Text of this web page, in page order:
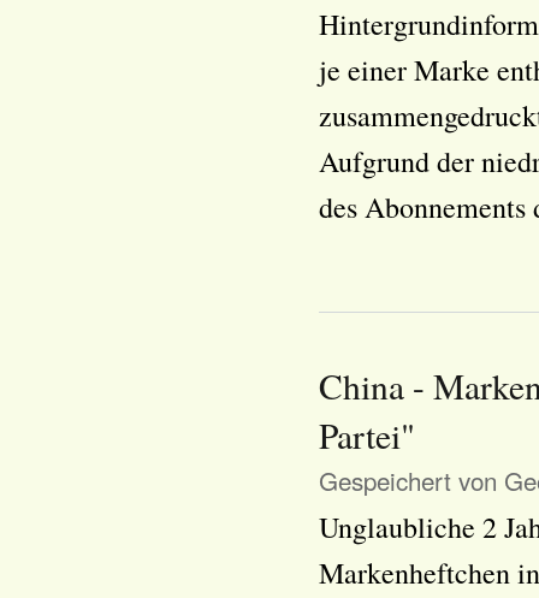
je einer Marke
Aufgrund der
des
China -
Partei"
Gespeichert von
Unglaubliche 2
Markenheftchen